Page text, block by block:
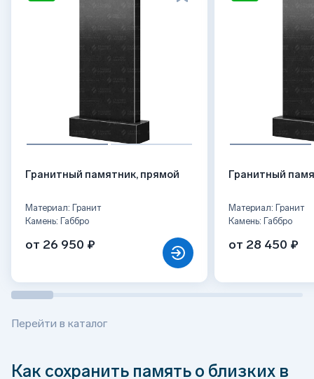
Гранитный памятник, прямой
Материал: Гранит
Камень: Габбро
от 26 950 ₽
Гранитный
Материал: Гранит
Камень: Габбро
от 28 450 ₽
Перейти в каталог
Как сохранить память о близких в